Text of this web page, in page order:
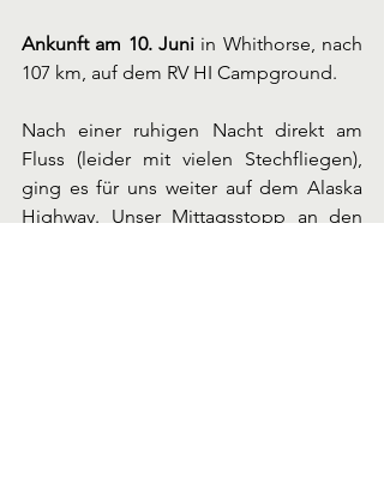
Ankunft am 10. Juni in Whithorse, nach
107 km, auf dem RV HI Campground.
Nach einer ruhigen Nacht direkt am
Fluss (leider mit vielen Stechfliegen),
ging es für uns weiter auf dem Alaska